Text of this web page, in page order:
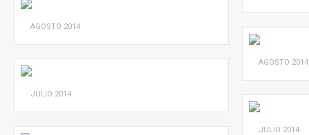
AGOSTO 2014
AGOSTO 2014
JULIO 2014
JULIO 2014